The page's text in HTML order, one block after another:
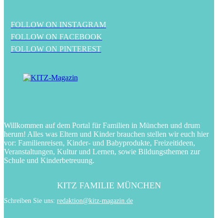
FOLLOW ON INSTAGRAM
FOLLOW ON FACEBOOK
FOLLOW ON PINTEREST
Willkommen auf dem Portal für Familien in München und drum
herum! Alles was Eltern und Kinder brauchen stellen wir euch hier
vor: Familienreisen, Kinder- und Babyprodukte, Freizeitideen,
Veranstaltungen, Kultur und Lernen, sowie Bildungsthemen zur
Schule und Kinderbetreuung.
KITZ FAMILIE MÜNCHEN
Schreiben Sie uns: redaktion@kitz-magazin.de